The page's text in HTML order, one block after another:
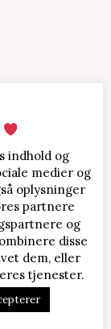
indhold og
medier og
oplysninger
partnere
og
disse
dem, eller
tjenester.